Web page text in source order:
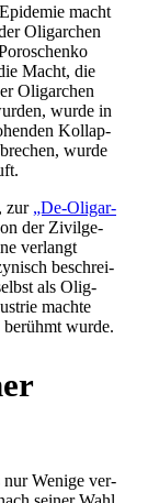
macht
Olig­ar­chen
Macht, die
Olig­ar­chen
wurde in
Kol­lap­
wurde
zur „De-Olig­ar­
der Zivil­ge­
ver­langt
beschrei­
als Olig­
machte
wurde.
nur Wenige ver­